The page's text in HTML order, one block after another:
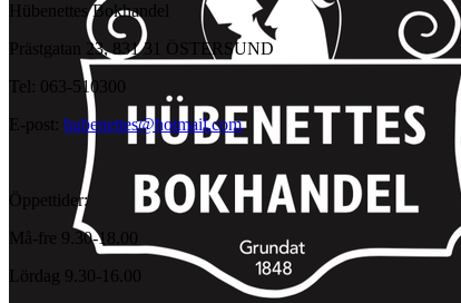
Hübenettes Bokhandel
Prästgatan 23, 831 31 ÖSTERSUND
Tel: 063-510300
E-post: hubenettes@hotmail.com
Öppettider:
Må-fre 9.30-18.00
Lördag 9.30-16.00